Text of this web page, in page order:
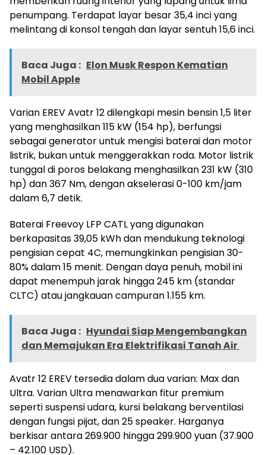
penumpang. Terdapat layar besar 35,4 inci yang
melintang di konsol tengah dan layar sentuh 15,6 inci.
Baca Juga : Elon Musk Respon Kematian
Mobil Apple
Varian EREV Avatr 12 dilengkapi mesin bensin 1,5 liter
yang menghasilkan 115 kW (154 hp), berfungsi
sebagai generator untuk mengisi baterai dan motor
listrik, bukan untuk menggerakkan roda. Motor listrik
tunggal di poros belakang menghasilkan 231 kW (310
hp) dan 367 Nm, dengan akselerasi 0-100 km/jam
dalam 6,7 detik.
Baterai Freevoy LFP CATL yang digunakan
berkapasitas 39,05 kWh dan mendukung teknologi
pengisian cepat 4C, memungkinkan pengisian 30-
80% dalam 15 menit. Dengan daya penuh, mobil ini
dapat menempuh jarak hingga 245 km (standar
CLTC) atau jangkauan campuran 1.155 km.
Baca Juga : Hyundai Siap Mengembangkan
dan Memajukan Era Elektrifikasi Tanah Air
Avatr 12 EREV tersedia dalam dua varian: Max dan
Ultra. Varian Ultra menawarkan fitur premium
seperti suspensi udara, kursi belakang berventilasi
dengan fungsi pijat, dan 25 speaker. Harganya
berkisar antara 269.900 hingga 299.900 yuan (37.900
– 42.100 USD).